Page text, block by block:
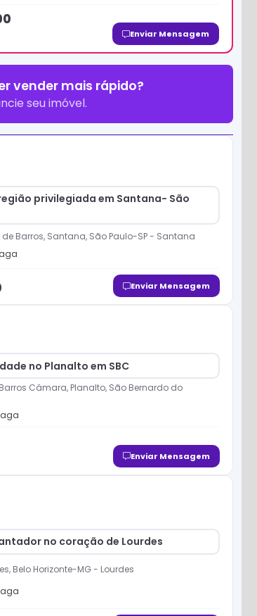
Enviar Mensagem
vender mais rápido?
seu imóvel.
privilegiada em Santana- São
Barros, Santana, São Paulo-SP- Santana
Enviar Mensagem
no Planalto em SBC
Câmara, Planalto, São Bernardo do
Enviar Mensagem
no coração de Lourdes
Belo Horizonte-MG- Lourdes